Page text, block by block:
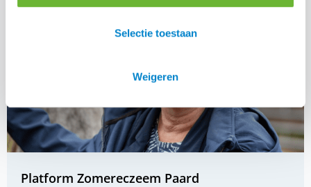
Selectie toestaan
Weigeren
Platform Zomereczeem Paard